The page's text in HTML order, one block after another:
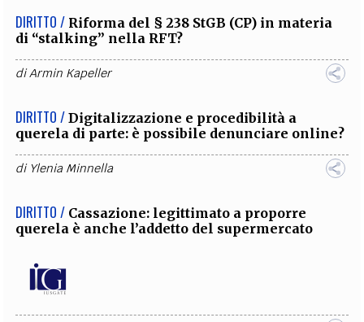
DIRITTO / Riforma del § 238 StGB (CP) in materia
di “stalking” nella RFT?
diArmin Kapeller
DIRITTO / Digitalizzazione e procedibilità a
querela di parte: è possibile denunciare online?
di Ylenia Minnella
DIRITTO / Cassazione: legittimato a proporre
querela è anche l’addetto del supermercato